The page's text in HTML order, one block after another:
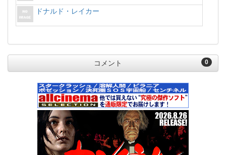
ドナルド・レイカー
0
コメント